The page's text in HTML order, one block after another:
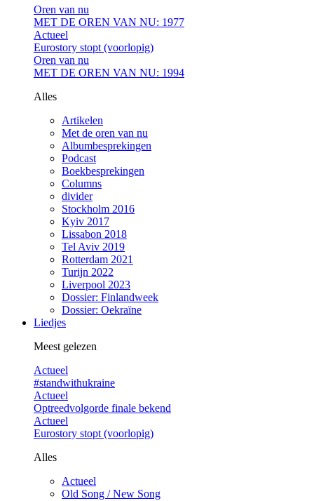
Oren van nu
MET DE OREN VAN NU: 1977
Actueel
Eurostory stopt (voorlopig)
Oren van nu
MET DE OREN VAN NU: 1994
Alles
Artikelen
Met de oren van nu
Albumbesprekingen
Podcast
Boekbesprekingen
Columns
divider
Stockholm 2016
Kyiv 2017
Lissabon 2018
Tel Aviv 2019
Rotterdam 2021
Turijn 2022
Liverpool 2023
Dossier: Finlandweek
Dossier: Oekraïne
Liedjes
Meest gelezen
Actueel
#standwithukraine
Actueel
Optreedvolgorde finale bekend
Actueel
Eurostory stopt (voorlopig)
Alles
Actueel
Old Song / New Song